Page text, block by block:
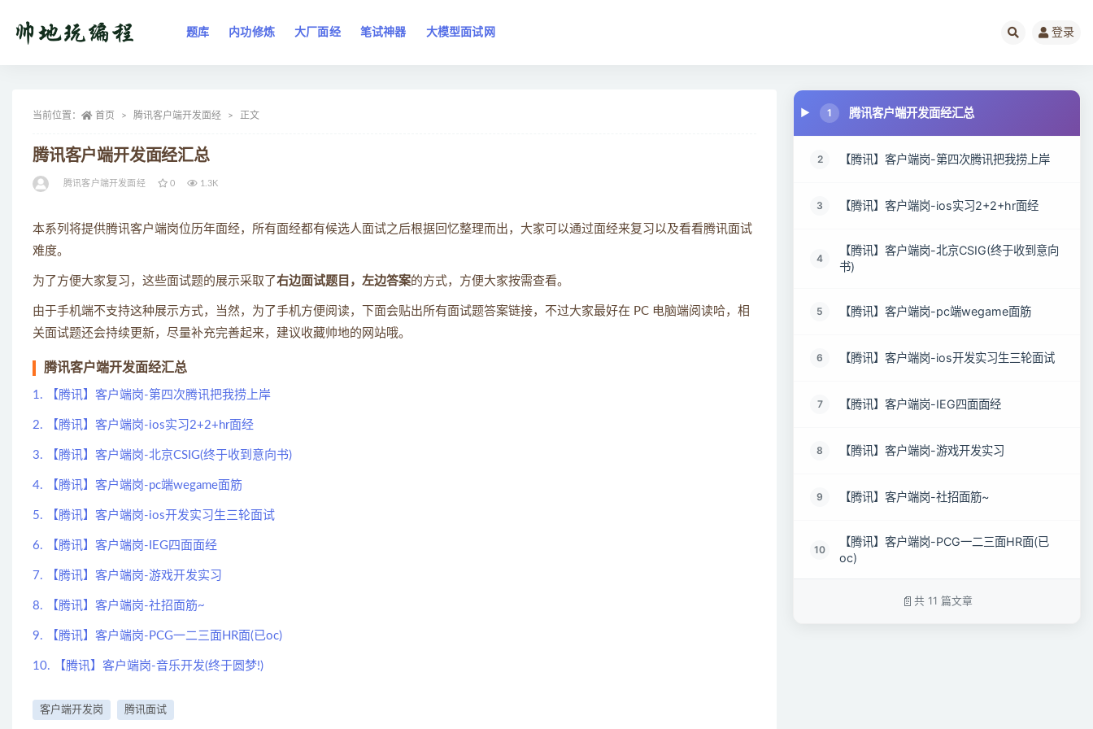
题库 内功修炼 大厂面经 笔试神器 大模型面试网 登录
当前位置： 首页 腾讯客户端开发面经 正文
腾讯客户端开发面经汇总
腾讯客户端开发面经 0 1.3K
本系列将提供腾讯客户端岗位历年面经，所有面经都有候选人面试之后根据回忆整理而出，大家可以通过面经来复习以及看看腾讯面试
难度。
为了方便大家复习，这些面试题的展示采取了 右边面试题目，左边答案的方式，方便大家按需查看。
由于手机端不支持这种展示方式，当然，为了手机方便阅读，下面会贴出所有面试题答案链接，不过大家最好在 PC 电脑端阅读哈，相
关面试题还会持续更新，尽量补充完善起来，建议收藏帅地的网站哦。
腾讯客户端开发面经汇总
1. 【腾讯】客户端岗-第四次腾讯把我捞上岸
2. 【腾讯】客户端岗-ios实习2+2+hr面经
3. 【腾讯】客户端岗-北京CSIG(终于收到意向书)
4. 【腾讯】客户端岗-pc端wegame面筋
5. 【腾讯】客户端岗-ios开发实习生三轮面试
6. 【腾讯】客户端岗-IEG四面面经
7. 【腾讯】客户端岗-游戏开发实习
8. 【腾讯】客户端岗-社招面筋~
9. 【腾讯】客户端岗-PCG一二三面HR面(已oc)
10. 【腾讯】客户端岗-音乐开发(终于圆梦!)
客户端开发岗 腾讯面试
1 腾讯客户端开发面经汇总
2 【腾讯】客户端岗-第四次腾讯把我捞上岸
3 【腾讯】客户端岗-ios实习2+2+hr面经
4
【腾讯】客户端岗-北京CSIG(终于收到意向
书)
5 【腾讯】客户端岗-pc端wegame面筋
6 【腾讯】客户端岗-ios开发实习生三轮面试
7 【腾讯】客户端岗-IEG四面面经
8 【腾讯】客户端岗-游戏开发实习
9 【腾讯】客户端岗-社招面筋~
10
【腾讯】客户端岗-PCG一二三面HR面(已
oc)
【腾讯】客户端岗-音乐开发(终于圆梦!)
共 11 篇文章